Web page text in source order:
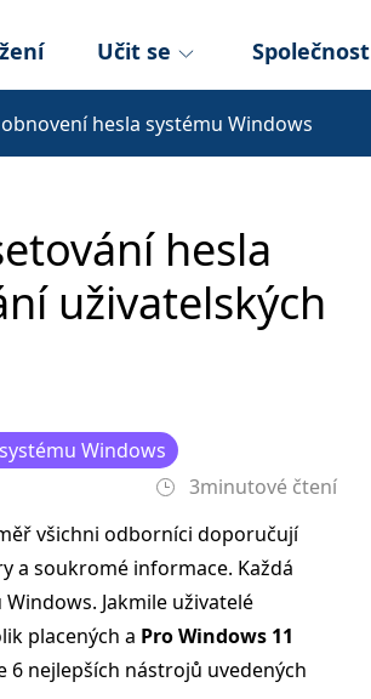
Učit se Společnost
hesla systému Windows
hesla
uživatelských
Windows
3minutové čtení
všichni odborníci doporučují
a soukromé informace. Každá
Jakmile uživatelé
placených a Pro Windows 11
6 nejlepších nástrojů uvedených